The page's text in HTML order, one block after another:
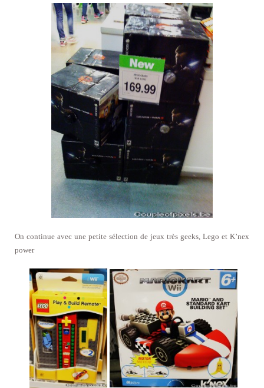
On continue avec une petite sélection de jeux très geeks, Lego et K’nex
power